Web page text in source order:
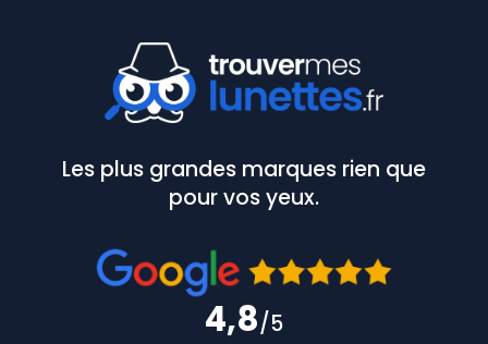
Les plus grandes marques rien que
pour vos yeux.
4,8/5